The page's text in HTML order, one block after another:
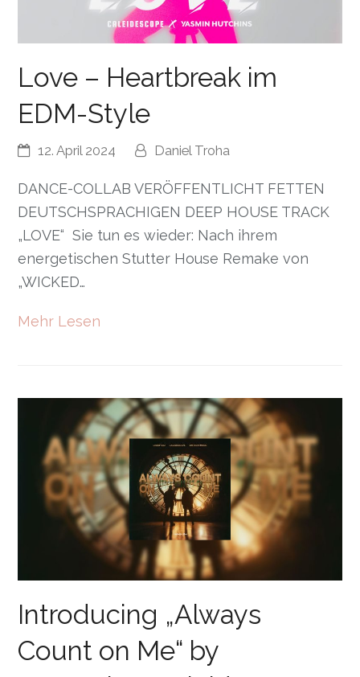
Love – Heartbreak im
EDM-Style
12. April 2024 Daniel Troha
DANCE-COLLAB VERÖFFENTLICHT FETTEN
DEUTSCHSPRACHIGEN DEEP HOUSE TRACK
„LOVE“ Sie tun es wieder: Nach ihrem
energetischen Stutter House Remake von
„WICKED…
Mehr Lesen
Introducing „Always
Count on Me“ by